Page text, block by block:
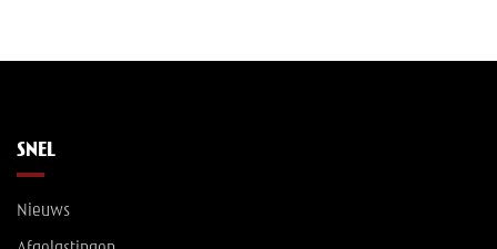
SNEL
Nieuws